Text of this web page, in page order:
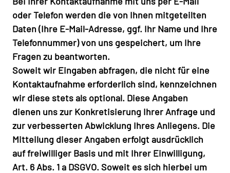
oder Telefon werden die von Ihnen mitgeteilten
Daten (Ihre E-Mail-Adresse, ggf. Ihr Name und Ihre
Telefonnummer) von uns gespeichert, um Ihre
Fragen zu beantworten.
Soweit wir Eingaben abfragen, die nicht für eine
Kontaktaufnahme erforderlich sind, kennzeichnen
wir diese stets als optional. Diese Angaben
dienen uns zur Konkretisierung Ihrer Anfrage und
zur verbesserten Abwicklung Ihres Anliegens. Die
Mitteilung dieser Angaben erfolgt ausdrücklich
auf freiwilliger Basis und mit Ihrer Einwilligung,
Art. 6 Abs. 1 a DSGVO. Soweit es sich hierbei um